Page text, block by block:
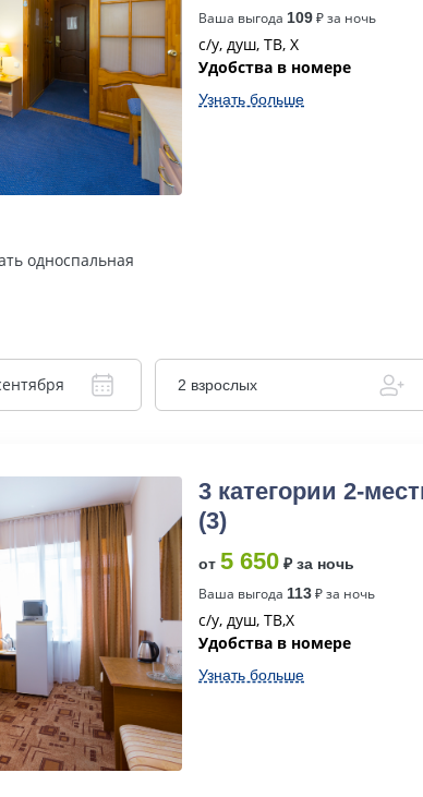
односпальная
Ваша выгода 109₽ за ночь
с/у, душ, ТВ, Х
Удобства в номере
Узнать больше
2 взрослых
3 категории 2-
(3)
от 5 650 ₽ за ночь
Ваша выгода 113₽ за ночь
с/у, душ, ТВ,Х
Удобства в номере
Узнать больше